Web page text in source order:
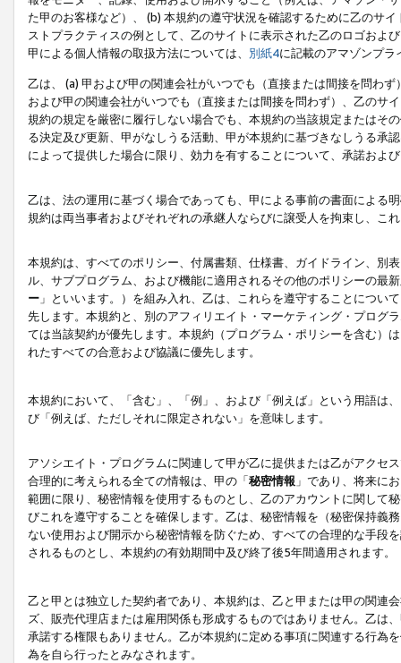
た甲のお客様など）、 (b) 本規約の遵守状況を確認するために乙のサ
ストプラクティスの例として、乙のサイトに表示された乙のロゴおよ
甲による個人情報の取扱方法については、 別紙4に記載のアマゾンプ
乙は、 (a) 甲および甲の関連会社がいつでも（直接または間接を問わ
および甲の関連会社がいつでも（直接または間接を問わず）、乙のサ
規約の規定を厳密に履行しない場合でも、本規約の当該規定またはそ
る決定及び更新、甲がなしうる活動、甲が本規約に基づきなしうる承
によって提供した場合に限り、効力を有することについて、承諾およ
乙は、法の運用に基づく場合であっても、甲による事前の書面による
規約は両当事者およびそれぞれの承継人ならびに譲受人を拘束し、こ
本規約は、すべてのポリシー、付属書類、仕様書、ガイドライン、別
ル、サブプログラム、および機能に適用されるその他のポリシーの最
ー 」といいます。）を組み入れ、乙は、これらを遵守することにつ
先します。本規約と、別のアフィリエイト・マーケティング・プログ
ては当該契約が優先します。本規約（プログラム・ポリシーを含む）
れたすべての合意および協議に優先します。
本規約において、「含む」、「例」、および「例えば」という用語は
び「例えば、ただしそれに限定されない」を意味します。
アソシエイト・プログラムに関連して甲が乙に提供または乙がアクセ
合理的に考えられる全ての情報は、甲の「秘密情報 」であり、将来に
範囲に限り、秘密情報を使用するものとし、乙のアカウントに関して
びこれを遵守することを確保します。乙は、秘密情報を（秘密保持義
ない使用および開示から秘密情報を防ぐため、すべての合理的な手段
されるものとし、本規約の有効期間中及び終了後5年間適用されます。
乙と甲とは独立した契約者であり、本規約は、乙と甲または甲の関連
ズ、販売代理店または雇用関係も形成するものではありません。乙は
承諾する権限もありません。乙が本規約に定める事項に関連する行為
為を自ら行ったとみなされます。